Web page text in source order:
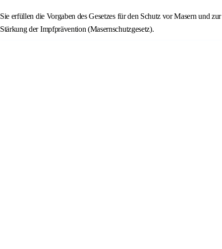
Sie erfüllen die Vorgaben des Gesetzes für den Schutz vor Masern und zur
Stärkung der Impfprävention (Masernschutzgesetz).